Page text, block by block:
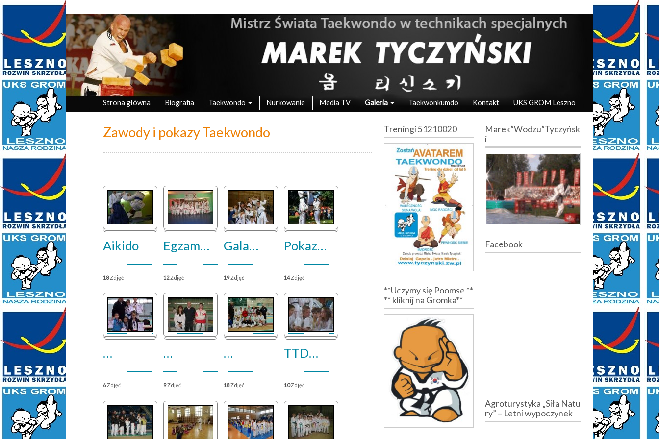
Marek Tyczyński – Mistrz Świata w Taekwondo
oficjalna strona UKS Grom Leszno
Strona główna Biografia Taekwondo Nurkowanie Media TV Galeria Taekwonkumdo Kontakt UKS GROM Leszno
Zawody i pokazy Taekwondo
Aikido
18Zdjęć
Egzam…
12Zdjęć
Gala…
19Zdjęć
Pokaz…
14Zdjęć
…
6Zdjęć
…
9Zdjęć
…
18Zdjęć
TTD…
10Zdjęć
Treningi 51210020
**Uczymy się Poomse **
** kliknij na Gromka**
Marek”Wodzu”Tyczyńsk
i
Facebook
Agroturystyka „Siła Natu
ry” – Letni wypoczynek